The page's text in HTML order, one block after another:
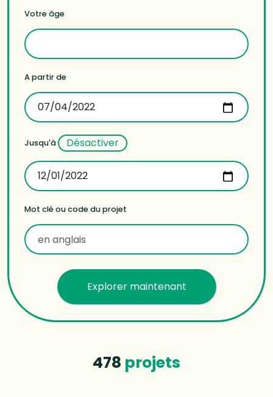
Votre âge
A partir de
Jusqu'à Désactiver
Mot clé ou code du projet
Explorer maintenant
478 projets